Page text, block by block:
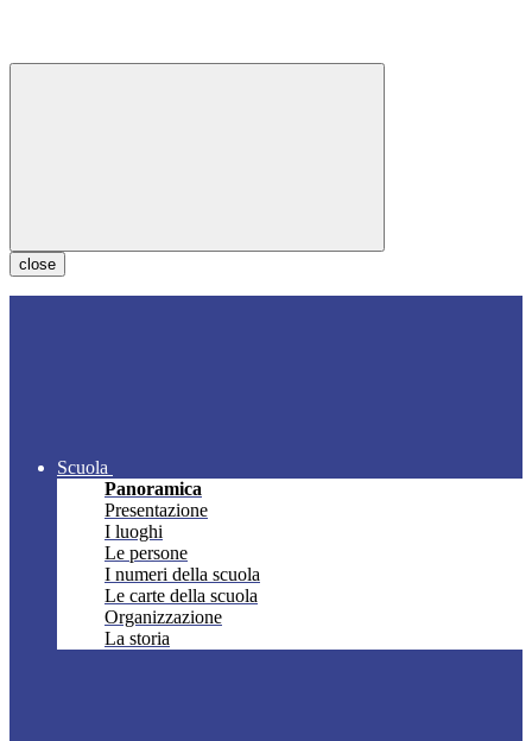
close
Scuola
Panoramica
Presentazione
I luoghi
Le persone
I numeri della scuola
Le carte della scuola
Organizzazione
La storia